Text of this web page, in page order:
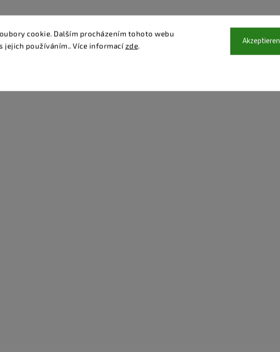
cookie. Dalším procházením tohoto webu
jejich používáním.. Více informací zde. Akzeptieren